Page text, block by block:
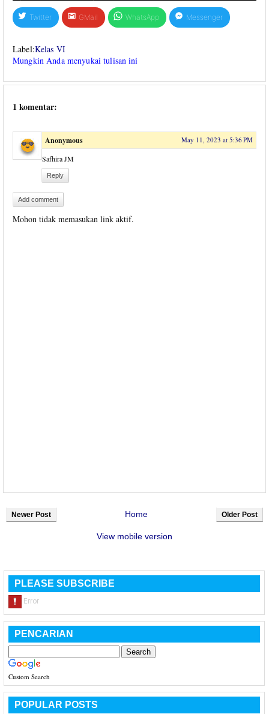
Twitter GMail WhatsApp Messenger
Label:Kelas VI
Mungkin Anda menyukai tulisan ini
1 komentar:
Anonymous May 11, 2023 at 5:36 PM
Safhira JM
Reply
Add comment
Mohon tidak memasukan link aktif.
Newer Post Older Post
Home
View mobile version
PLEASE SUBSCRIBE
PENCARIAN
Custom Search
POPULAR POSTS